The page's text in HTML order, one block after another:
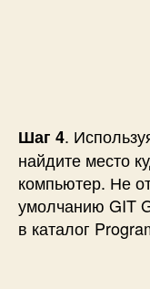
Шаг 4.
найдите место
компьютер. Не
умолчанию GIT
в каталог